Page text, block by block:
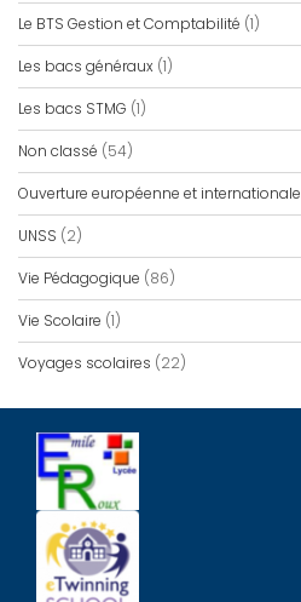
Le BTS Gestion et Comptabilité (1)
Les bacs généraux (1)
Les bacs STMG (1)
Non classé (54)
Ouverture européenne et internationale
UNSS (2)
Vie Pédagogique (86)
Vie Scolaire (1)
Voyages scolaires (22)